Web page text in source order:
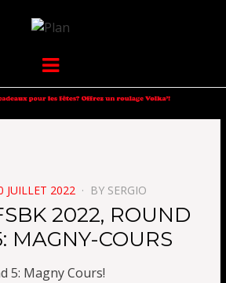
VOLKANIK-
ENDURANCE
Menu
JUILLET 2022 BY SERGIO
2022, ROUND
MAGNY-COURS
5: Magny Cours!